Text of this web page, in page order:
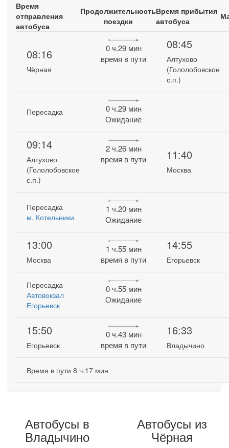
Время
отправления
автобуса
Продолжительность
поездки
Время прибытия
автобуса
08:16
Чёрная
0 ч.29 мин
время в пути
08:45
Алтухово
(Гололобовское
с.п.)
Пересадка
0 ч.29 мин
Ожидание
09:14
Алтухово
(Гололобовское
с.п.)
2 ч.26 мин
время в пути
11:40
Москва
Пересадка
м. Котельники
1 ч.20 мин
Ожидание
13:00
Москва
1 ч.55 мин
время в пути
14:55
Егорьевск
Пересадка
Автовокзал
Егорьевск
0 ч.55 мин
Ожидание
15:50
Егорьевск
0 ч.43 мин
время в пути
16:33
Владычино
Время в пути 8 ч.17 мин
Автобусы в
Владычино
Автобусы из
Чёрная